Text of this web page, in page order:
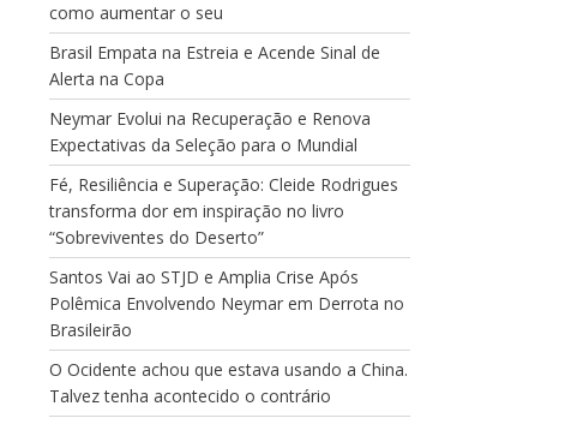
como aumentar o seu
Brasil Empata na Estreia e Acende Sinal de
Alerta na Copa
Neymar Evolui na Recuperação e Renova
Expectativas da Seleção para o Mundial
Fé, Resiliência e Superação: Cleide Rodrigues
transforma dor em inspiração no livro
“Sobreviventes do Deserto”
Santos Vai ao STJD e Amplia Crise Após
Polêmica Envolvendo Neymar em Derrota no
Brasileirão
O Ocidente achou que estava usando a China.
Talvez tenha acontecido o contrário